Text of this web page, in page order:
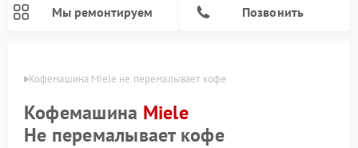
Мы ремонтируем Позвонить
Кофемашина Miele не перемалывает кофе
Кофемашина Miele
Не перемалывает кофе